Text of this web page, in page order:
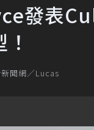
發表
聞網／Lucas